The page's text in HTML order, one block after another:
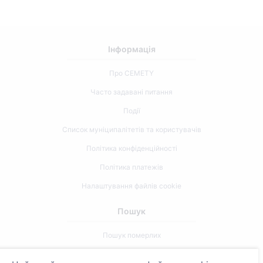
Інформація
Про CEMETY
Часто задавані питання
Події
Список муніципалітетів та користувачів
Політика конфіденційності
Політика платежів
Налаштування файлів cookie
Пошук
Пошук померлих